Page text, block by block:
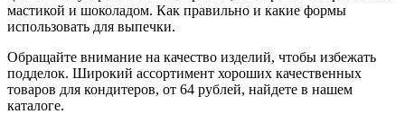
мастикой и шоколадом. Как правильно и какие формы
использовать для выпечки.
Обращайте внимание на качество изделий, чтобы избежать
подделок. Широкий ассортимент хороших качественных
товаров для кондитеров, от 64 рублей, найдете в нашем
каталоге.